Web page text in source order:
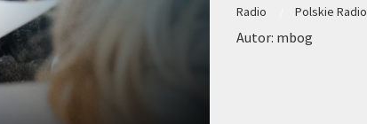
Radio Polskie Radio
Autor: mbog